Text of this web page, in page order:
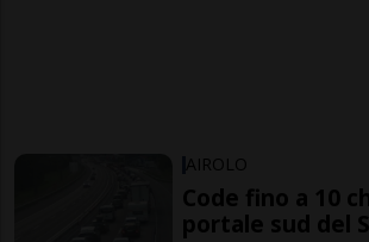
AIROLO
Code fino a 10
portale sud del